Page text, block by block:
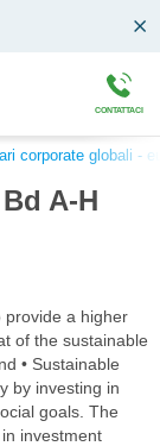
CONTATTACI
corporate globali -
A-H
provide a higher
of the sustainable
• Sustainable
by investing in
goals. The
investment